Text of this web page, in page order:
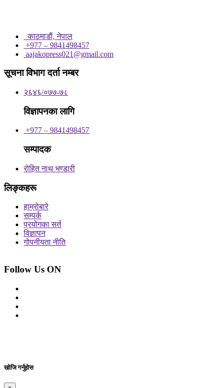
काठमाडाैं, नेपाल
+977 – 9841498457
aajakopress021@gmail.com
सूचना विभाग दर्ता नम्बर
२६४६/०७७-७८
विज्ञापनका लागि
+977 – 9841498457
सम्पादक
रोहित नाथ भण्डारी
लिङ्कहरू
हाम्रोबारे
सम्पर्क
प्रयोगका सर्त
विज्ञापन
गोपनीयता नीति
Follow Us ON
खोजि गर्नुहोस